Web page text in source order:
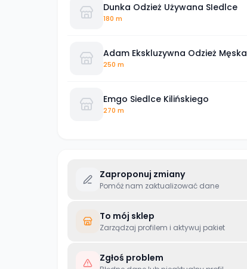
Dunka Odzież Używana SIedlce
180 m
Adam Ekskluzywna Odzież Męska
250 m
Emgo Siedlce Kilińskiego
270 m
Zaproponuj zmiany
Pomóż nam zaktualizować dane
To mój sklep
Zarządzaj profilem i aktywuj pakiet
Zgłoś problem